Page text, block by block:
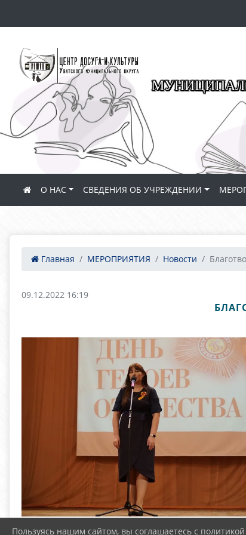
О НАС СВЕДЕНИЯ ОБ УЧРЕЖДЕНИИ
Главная МЕРОПРИЯТИЯ Новости
09.12.2022 16:19
Пользуясь нашим сайтом, вы соглашаетесь с